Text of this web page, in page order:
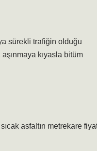
sürekli trafiğin olduğu
kıyasla bitüm
asfaltın metrekare